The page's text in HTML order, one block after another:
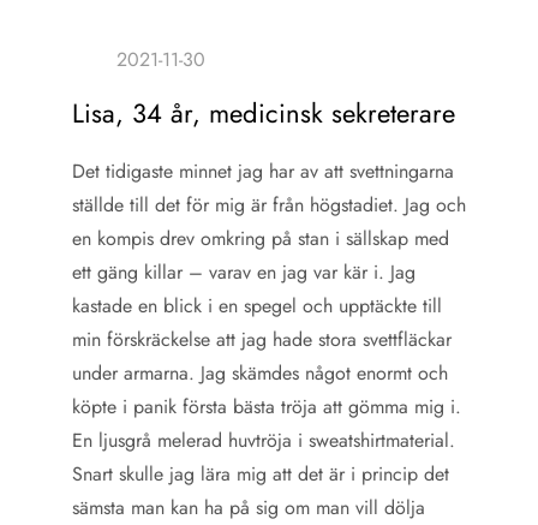
Lisa, 34 år, medicinsk sekreterare
Det tidigaste minnet jag har av att svettningarna
ställde till det för mig är från högstadiet. Jag och
en kompis drev omkring på stan i sällskap med
ett gäng killar – varav en jag var kär i. Jag
kastade en blick i en spegel och upptäckte till
min förskräckelse att jag hade stora svettfläckar
under armarna. Jag skämdes något enormt och
köpte i panik första bästa tröja att gömma mig i.
En ljusgrå melerad huvtröja i sweatshirtmaterial.
Snart skulle jag lära mig att det är i princip det
sämsta man kan ha på sig om man vill dölja